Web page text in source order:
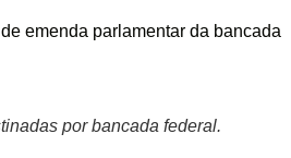
emenda parlamentar da bancada
por bancada federal.